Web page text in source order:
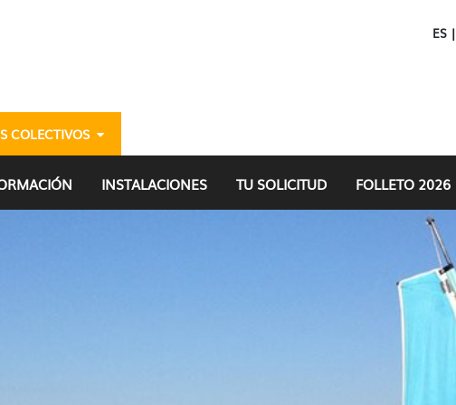
ES |
COLECTIVOS
- gazteria
INSTALACIONES TU SOLICITUD FOLLETO 2026